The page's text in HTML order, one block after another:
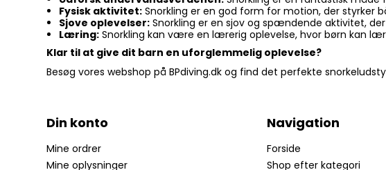
Fysisk aktivitet:Snorkling er en god form for motion, der styrker
Sjove oplevelser:Snorkling er en sjov og spændende aktivitet,
Læring:Snorkling kan være en lærerig oplevelse, hvor børn kan
Klar til at give dit barn en uforglemmelig oplevelse?
Besøg vores webshop på BPdiving.dk og find det perfekte
Din konto
Mine ordrer
Mine oplysninger
Navigation
Forside
Shop efter kategori